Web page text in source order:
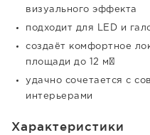
визуального эффекта
подходит для LED и
создаёт комфортное
площади до 12 м²
удачно сочетается с
интерьерами
Характеристики